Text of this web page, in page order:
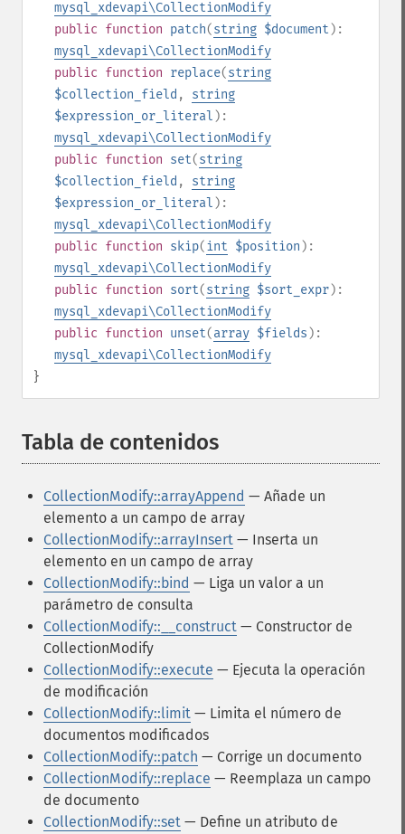
mysql_xdevapi\CollectionModify
public function patch(string $document ):
mysql_xdevapi\CollectionModify
public function replace(string
$collection_field , string
$expression_or_literal ):
mysql_xdevapi\CollectionModify
public function set(string
$collection_field , string
$expression_or_literal ):
mysql_xdevapi\CollectionModify
public function skip(int $position ):
mysql_xdevapi\CollectionModify
public function sort(string $sort_expr):
mysql_xdevapi\CollectionModify
public function unset(array $fields ):
mysql_xdevapi\CollectionModify
}
Tabla de contenidos
CollectionModify::arrayAppend — Añade un
elemento a un campo de array
CollectionModify::arrayInsert — Inserta un
elemento en un campo de array
CollectionModify::bind — Liga un valor a un
parámetro de consulta
CollectionModify::__construct — Constructor de
CollectionModify
CollectionModify::execute — Ejecuta la operación
de modificación
CollectionModify::limit — Limita el número de
documentos modificados
CollectionModify::patch — Corrige un documento
CollectionModify::replace — Reemplaza un campo
de documento
CollectionModify::set — Define un atributo de